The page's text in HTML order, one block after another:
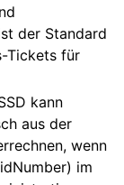
der Standard
Tickets für
kann
aus der
wenn
im